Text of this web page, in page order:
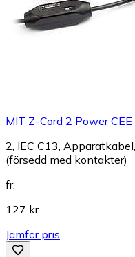
MIT Z-Cord 2 Power
2, IEC C13,
(försedd med kontakter)
fr.
127 kr
Jämför pris